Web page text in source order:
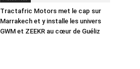
Tractafric Motors met le cap sur
Marrakech et y installe les univers
GWM et ZEEKR au cœur de Guéliz